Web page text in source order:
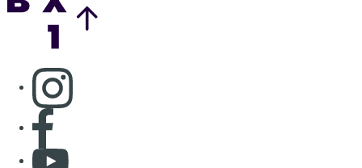
Consulter page Instagram
Consulter page Facebook
Consulter Youtube